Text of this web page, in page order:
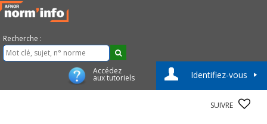
Recherche :
Accédez
aux tutoriels Identifiez-vous
SUIVRE